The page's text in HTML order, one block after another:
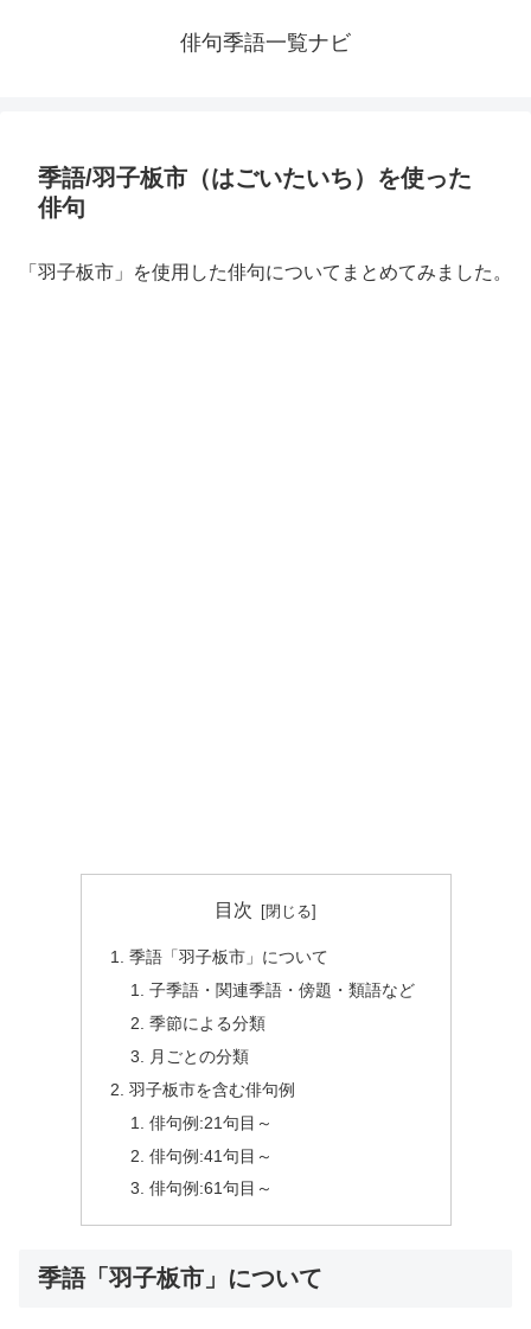
俳句季語一覧ナビ
季語/羽子板市（はごいたいち）を使った
俳句
「羽子板市」を使用した俳句についてまとめてみました。
目次
季語「羽子板市」について
子季語・関連季語・傍題・類語など
季節による分類
月ごとの分類
羽子板市を含む俳句例
俳句例:21句目～
俳句例:41句目～
俳句例:61句目～
季語「羽子板市」について